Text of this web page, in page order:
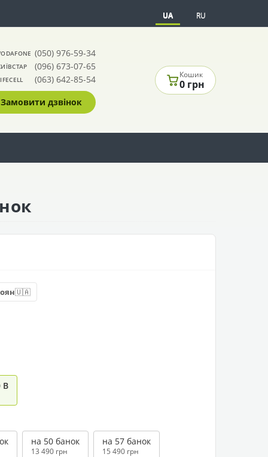
UA RU
(050) 976-59-34
(096) 673-07-65
(063) 642-85-54
Замовити дзвінок
Кошик
0 грн
🇺🇦
В
на 50 банок
13 490 грн
на 57 банок
15 490 грн